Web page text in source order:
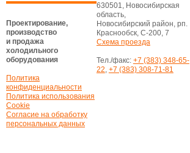
Проектирование,
производство
и продажа
холодильного
оборудования
Политика
конфиденциальности
Политика использования
Cookie
Согласие на обработку
персональных данных
630501, Новосибирская
область,
Новосибирский район, рп.
Краснообск, С-200, 7
Схема проезда
Тел./факс: +7 (383) 348-65-
22 +7 (383) 308-71-81